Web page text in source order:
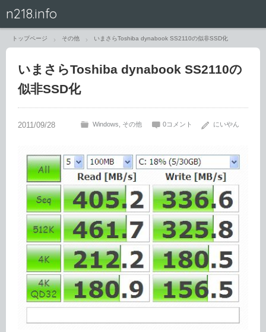
n218.info
トップページ その他 いまさらToshiba dynabook SS2110の似非SSD化
いまさらToshiba dynabook SS2110の
似非SSD化
Windows その他 0コメント にいやん